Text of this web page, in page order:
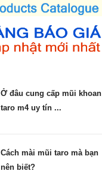
Ở đâu cung cấp mũi khoan
taro m4 uy tín ...
Cách mài mũi taro mà bạn
nên biết?